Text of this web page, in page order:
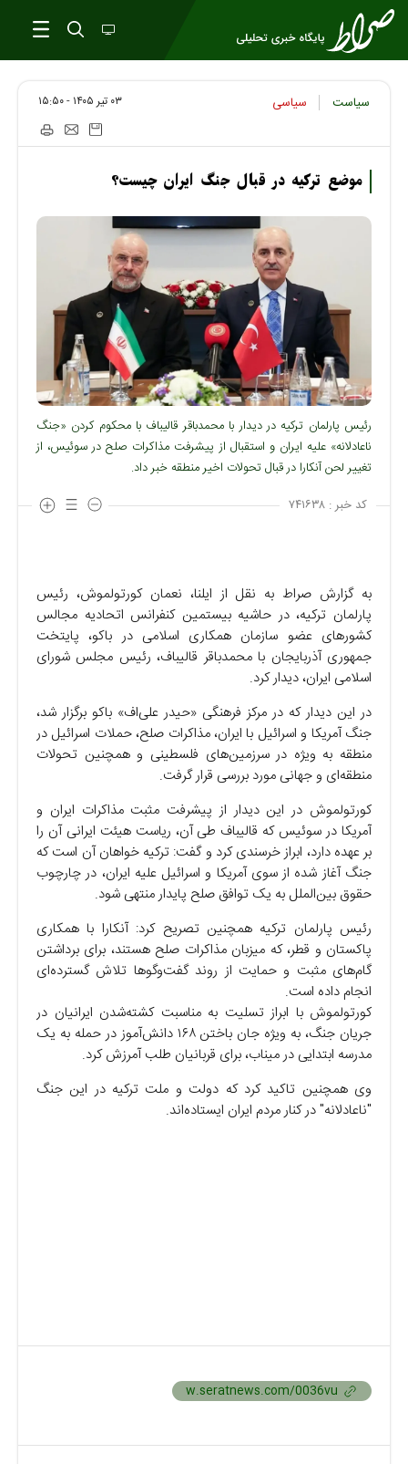
سیاست سیاسی ۰۳ تير ۱۴۰۵ - ۱۵:۵۰
موضع ترکیه در قبال جنگ ایران چیست؟
رئیس پارلمان ترکیه در دیدار با محمدباقر قالیباف با محکوم کردن «جنگ
ناعادلانه» علیه ایران و استقبال از پیشرفت مذاکرات صلح در سوئیس، از
تغییر لحن آنکارا در قبال تحولات اخیر منطقه خبر داد.
کد خبر : ۷۴۱۶۳۸
به گزارش صراط به نقل از ایلنا، نعمان کورتولموش، رئیس
پارلمان ترکیه، در حاشیه بیستمین کنفرانس اتحادیه مجالس
کشور‌های عضو سازمان همکاری اسلامی در باکو، پایتخت
جمهوری آذربایجان با محمدباقر قالیباف، رئیس مجلس شورای
اسلامی ایران، دیدار کرد.
در این دیدار که در مرکز فرهنگی «حیدر علی‌اف» باکو برگزار شد،
جنگ آمریکا و اسرائیل با ایران، مذاکرات صلح، حملات اسرائیل در
منطقه به ویژه در سرزمین‌های فلسطینی و همچنین تحولات
منطقه‌ای و جهانی مورد بررسی قرار گرفت.
کورتولموش در این دیدار از پیشرفت مثبت مذاکرات ایران و
آمریکا در سوئیس که قالیباف طی آن، ریاست هیئت ایرانی آن را
بر عهده دارد، ابراز خرسندی کرد و گفت: ترکیه خواهان آن است که
جنگ آغاز شده از سوی آمریکا و اسرائیل علیه ایران، در چارچوب
حقوق بین‌الملل به یک توافق صلح پایدار منتهی شود.
رئیس پارلمان ترکیه همچنین تصریح کرد: آنکارا با همکاری
پاکستان و قطر، که میزبان مذاکرات صلح هستند، برای برداشتن
گام‌های مثبت و حمایت از روند گفت‌و‌گو‌ها تلاش گسترده‌ای
انجام داده است.
کورتولموش با ابراز تسلیت به مناسبت کشته‌شدن ایرانیان در
جریان جنگ، به ویژه جان باختن ۱۶۸ دانش‌آموز در حمله به یک
مدرسه ابتدایی در میناب، برای قربانیان طلب آمرزش کرد.
وی همچنین تاکید کرد که دولت و ملت ترکیه در این جنگ
"ناعادلانه" در کنار مردم ایران ایستاده‌اند.